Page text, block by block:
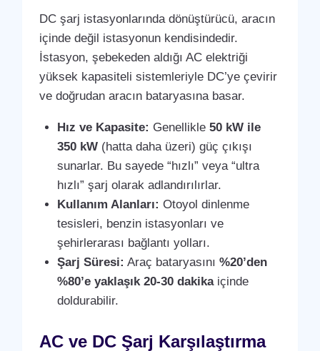
DC şarj istasyonlarında dönüştürücü, aracın
içinde değil istasyonun kendisindedir.
İstasyon, şebekeden aldığı AC elektriği
yüksek kapasiteli sistemleriyle DC’ye çevirir
ve doğrudan aracın bataryasına basar.
Hız ve Kapasite: Genellikle50 kW ile
350 kW (hatta daha üzeri) güç çıkışı
sunarlar. Bu sayede “hızlı” veya “ultra
hızlı” şarj olarak adlandırılırlar.
Kullanım Alanları: Otoyol dinlenme
tesisleri, benzin istasyonları ve
şehirlerarası bağlantı yolları.
Şarj Süresi: Araç bataryasını%20’den
%80’e yaklaşık 20-30 dakikaiçinde
doldurabilir.
AC ve DC Şarj Karşılaştırma